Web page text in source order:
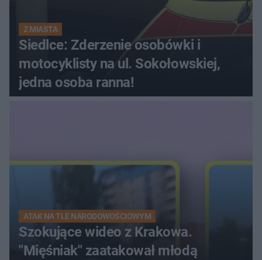
Z MIASTA
Siedlce: Zderzenie osobówki i
motocyklisty na ul. Sokołowskiej,
jedna osoba ranna!
ATAK NA TLE NARODOWOŚCIOWYM
Szokujące wideo z Krakowa.
"Mięśniak" zaatakował młodą